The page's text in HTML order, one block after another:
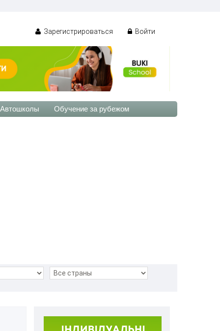
Зарегистрироваться Войти
Автошколы Обучение за рубежом